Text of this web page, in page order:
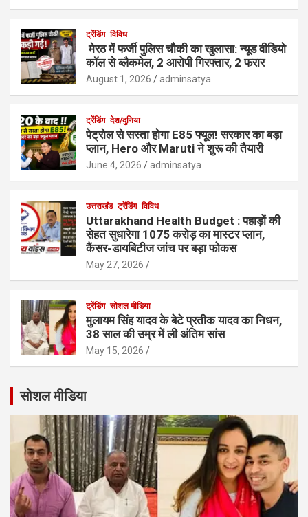
ट्रेंडिंग विविध
मेरठ में फर्जी पुलिस चौकी का खुलासा: न्यूड वीडियो
कॉल से ब्लैकमेल, 2 आरोपी गिरफ्तार, 2 फरार
August 1, 2026 adminsatya
ट्रेंडिंग देश/दुनिया
पेट्रोल से सस्ता होगा E85 फ्यूल! सरकार का बड़ा
प्लान, Hero और Maruti ने शुरू की तैयारी
June 4, 2026 adminsatya
उत्तराखंड ट्रेंडिंग विविध
Uttarakhand Health Budget : पहाड़ों की
सेहत सुधारेगा 1075 करोड़ का मास्टर प्लान,
कैंसर-डायबिटीज जांच पर बड़ा फोकस
May 27, 2026
ट्रेंडिंग सोशल मीडिया
मुलायम सिंह यादव के बेटे प्रतीक यादव का निधन,
38 साल की उम्र में ली अंतिम सांस
May 15, 2026
सोशल मीडिया